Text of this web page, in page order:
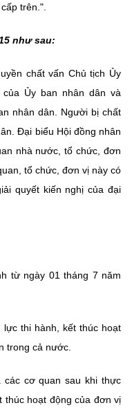
trên.".
như sau:
chất vấn Chủ tịch Ủy
Ủy ban nhân dân và
nhân dân. Người bị chất
Đại biểu Hội đồng nhân
nhà nước, tổ chức, đơn
tổ chức, đơn vị này có
quyết kiến nghị của đại
từ ngày 01 tháng 7 năm
thi hành, kết thúc hoạt
trong cả nước.
cơ quan sau khi thực
thúc hoạt động của đơn vị